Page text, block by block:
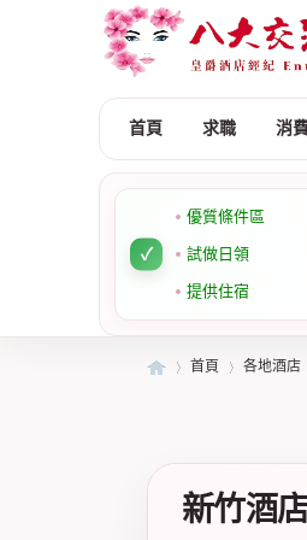
首頁 求職 消
優質條件區
試做日領
提供住宿
皇 »
首頁 各地酒店
新竹酒